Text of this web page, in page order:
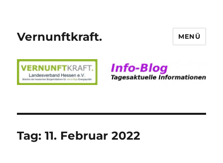
Vernunftkraft. MENÜ
Tag:11. Februar 2022